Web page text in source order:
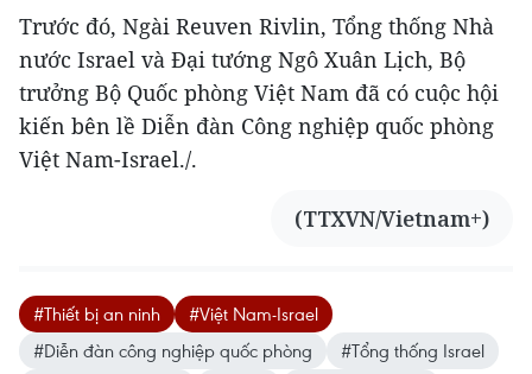
Trước đó, Ngài Reuven Rivlin, Tổng thống Nhà
nước Israel và Đại tướng Ngô Xuân Lịch, Bộ
trưởng Bộ Quốc phòng Việt Nam đã có cuộc hội
kiến bên lề Diễn đàn Công nghiệp quốc phòng
Việt Nam-Israel./.
(TTXVN/Vietnam+)
#Thiết bị an ninh
#Việt Nam-Israel
#Diễn đàn công nghiệp quốc phòng
#Tổng thống Israel